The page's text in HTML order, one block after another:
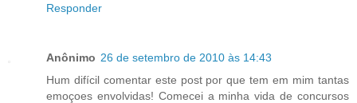
Responder
Anônimo 26 de setembro de 2010 às 14:43
Hum difícil comentar este post por que tem em mim tantas
emoçoes envolvidas! Comecei a minha vida de concursos